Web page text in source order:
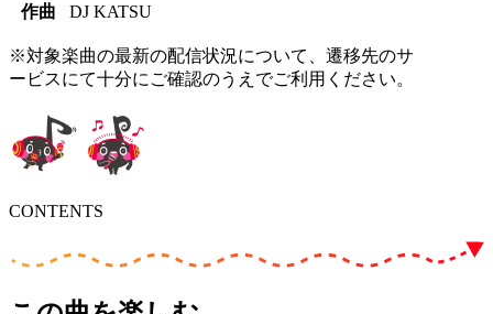
作曲
DJ KATSU
※対象楽曲の最新の配信状況について、遷移先のサ
ービスにて十分にご確認のうえでご利用ください。
CONTENTS